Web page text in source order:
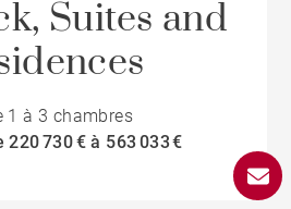
Suites and
1 à 3 chambres
220 730 € à 563 033 €